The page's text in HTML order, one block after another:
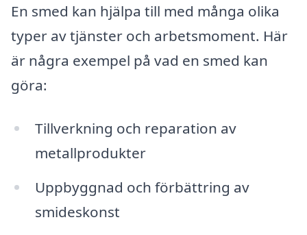
En smed kan hjälpa till med många olika
typer av tjänster och arbetsmoment. Här
är några exempel på vad en smed kan
göra:
Tillverkning och reparation av
metallprodukter
Uppbyggnad och förbättring av
smideskonst